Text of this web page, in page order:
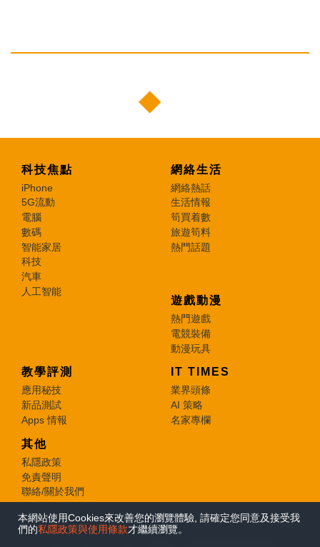
科技焦點
iPhone
5G流動
電腦
數碼
智能家居
科技
汽車
人工智能
網絡生活
網絡熱話
生活情報
筍買着數
旅遊筍料
熱門話題
遊戲動漫
熱門遊戲
電競裝備
動漫玩具
教學評測
應用秘技
新品測試
Apps 情報
IT TIMES
業界頭條
AI 策略
名家專欄
其他
私隱政策
免責聲明
聯絡/關於我們
© 2026 e-zone. All Rights Reserved.
本網站使用Cookies來改善您的瀏覽體驗, 請確定您同意及接受我
們的私隱政策與使用條款才繼續瀏覽。